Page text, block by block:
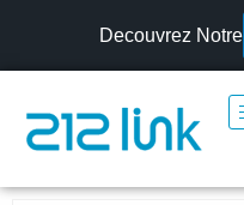
Decouvrez Notre